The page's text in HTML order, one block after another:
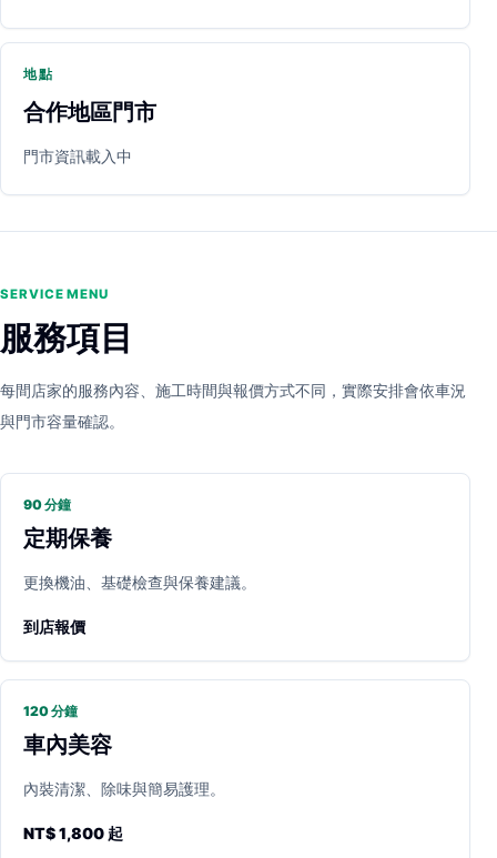
立即預約 開啟地圖 其他店家
地點
合作地區門市
門市資訊載入中
SERVICE MENU
服務項目
每間店家的服務內容、施工時間與報價方式不同，實際安排會依車況
與門市容量確認。
90 分鐘
定期保養
更換機油、基礎檢查與保養建議。
到店報價
120 分鐘
車內美容
內裝清潔、除味與簡易護理。
NT$ 1,800 起